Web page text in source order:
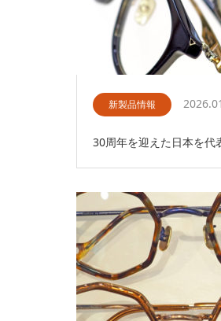
新製品情報
30周年を迎えた日本を代